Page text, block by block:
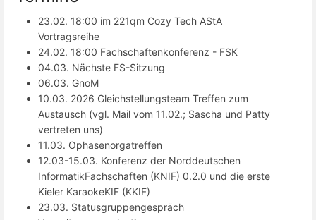
23.02. 18:00 im 221qm Cozy Tech AStA
Vortragsreihe
24.02. 18:00 Fachschaftenkonferenz - FSK
04.03. Nächste FS-Sitzung
06.03. GnoM
10.03. 2026 Gleichstellungsteam Treffen zum
Austausch (vgl. Mail vom 11.02.; Sascha und Patty
vertreten uns)
11.03. Ophasenorgatreffen
12.03-15.03. Konferenz der Norddeutschen
InformatikFachschaften (KNIF) 0.2.0 und die erste
Kieler KaraokeKIF (KKIF)
23.03. Statusgruppengespräch